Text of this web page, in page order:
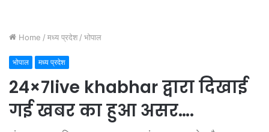
Home / मध्य प्रदेश / भोपाल
भोपाल मध्य प्रदेश
24×7live khabhar द्वारा दिखाई
गई खबर का हुआ असर….